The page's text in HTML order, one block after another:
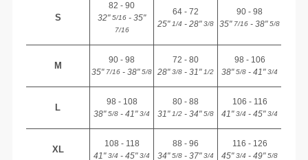
S
82 - 90
32"5/16 - 35"
7/16
64 - 72
25"1/4 - 28"3/8
90 - 98
35"7/16 - 38"5/8
M
90 - 98
35"7/16 - 38"5/8
72 - 80
28"3/8 - 31"1/2
98 - 106
38"5/8 - 41"3/4
L
98 - 108
38"5/8 - 41"3/4
80 - 88
31"1/2 - 34"5/8
106 - 116
41"3/4 - 45"3/4
XL
108 - 118
41"3/4 - 45"3/4
88 - 96
34"5/8 - 37"3/4
116 - 126
45"3/4 - 49"5/8